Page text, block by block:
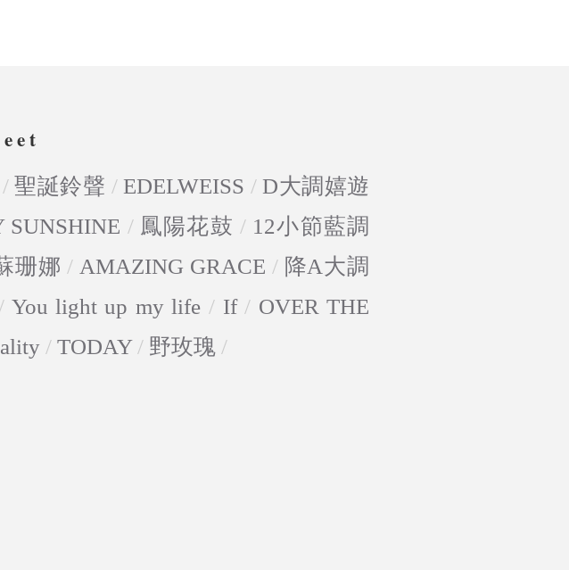
/聖誕鈴聲 /EDELWEISS /D大調嬉遊
SUNSHINE / 鳳陽花鼓 / 12小節藍調
珊娜 / AMAZING GRACE / 降A大調
/ You light up my life / If/ OVER THE
/ TODAY/ 野玫瑰 /